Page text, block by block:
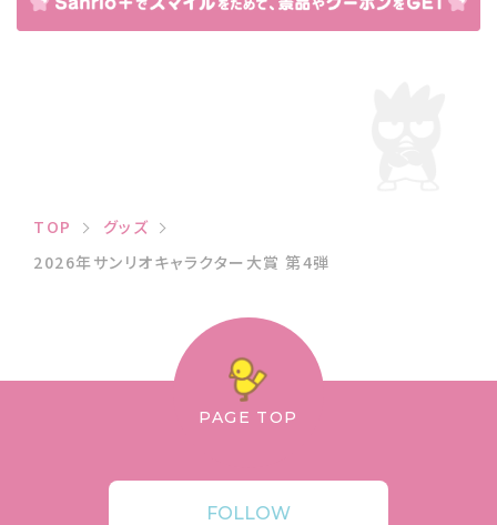
TOP
グッズ
2026年サンリオキャラクター大賞 第4弾
PAGE TOP
FOLLOW